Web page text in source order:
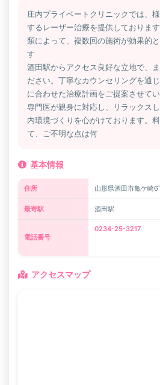
庄内プライベートクリニックでは、
するレーザー治療を提供しておりま
類によって、複数回の施術が効果的
す
酒田駅からアクセス良好な立地で、
ださい。丁寧なカウンセリングを通
に合わせた治療計画をご提案させて
専門医が親身に対応し、リラックス
内環境づくりを心がけております。
て、ご不明な点は何
基本情報
住所 山形県酒田市亀ケ崎
最寄駅 酒田駅
電話番号
0234-25-3217
アクセスマップ